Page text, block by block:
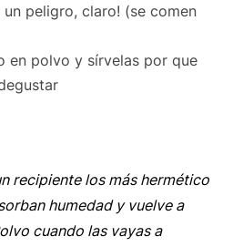
peligro, claro! (se comen
en polvo y sírvelas por que
recipiente los más hermético
humedad y vuelve a
cuando las vayas a